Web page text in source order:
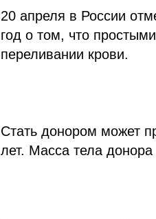
20 апреля в России
год о том, что
переливании крови.
Стать донором может
лет. Масса тела